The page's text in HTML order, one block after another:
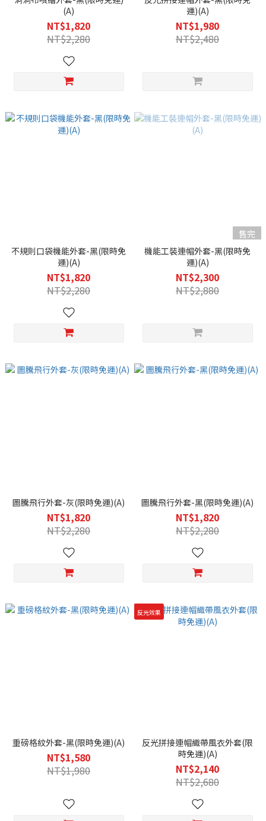
(A)
NT$1,820
NT$2,280
運)(A)
NT$1,980
NT$2,480
不規則口袋機能外套-黑(限時免
運)(A)
NT$1,820
NT$2,280
售完
機能工裝連帽外套-黑(限時免
運)(A)
NT$2,300
NT$2,880
圖騰飛行外套-灰(限時免運)(A)
NT$1,820
NT$2,280
圖騰飛行外套-黑(限時免運)(A)
NT$1,820
NT$2,280
重磅格紋外套-黑(限時免運)(A)
NT$1,580
NT$1,980
反光效果
反光拼接連帽織帶風衣外套(限
時免運)(A)
NT$2,140
NT$2,680